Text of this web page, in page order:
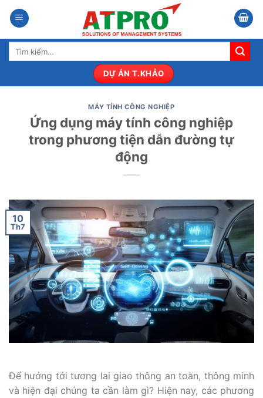
qua
nội
dung
Tìm
DỰ ÁN T.KHẢO
MÁY TÍNH CÔNG NGHIỆP
Ứng dụng máy tính công nghiệp
trong phương tiện dẫn đường tự
động
10
Th7
Để hướng tới tương lai giao thông an toàn, thông minh
và hiện đại chúng ta cần làm gì? Hiện nay, các phương